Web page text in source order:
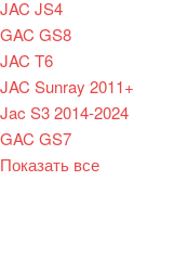
JAC JS4
GAC GS8
JAC T6
JAC Sunray 2011+
Jac S3 2014-2024
GAC GS7
Показать все